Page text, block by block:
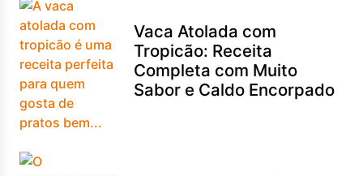
Vaca Atolada com
Tropicão: Receita
Completa com Muito
Sabor e Caldo Encorpado